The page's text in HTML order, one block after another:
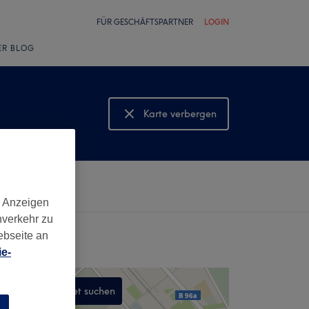
FÜR GESCHÄFTSPARTNER LOGIN
BLOG
Karte verbergen
Karte anzeigen
In diesem Gebiet suchen
zu
an